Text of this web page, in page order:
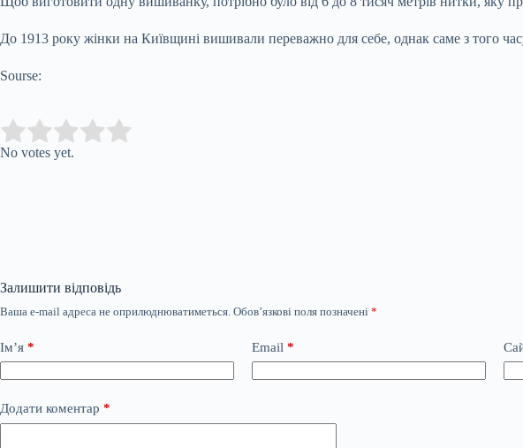
До 1913 року жінки на Київщині вишивали переважно для себе, однак саме з того
Sourse:
Rate this item:
No votes yet.
Залишити відповідь
Ваша e-mail адреса не оприлюднюватиметься. Обов’язкові поля позначені *
Ім’я * Email *
Додати коментар *